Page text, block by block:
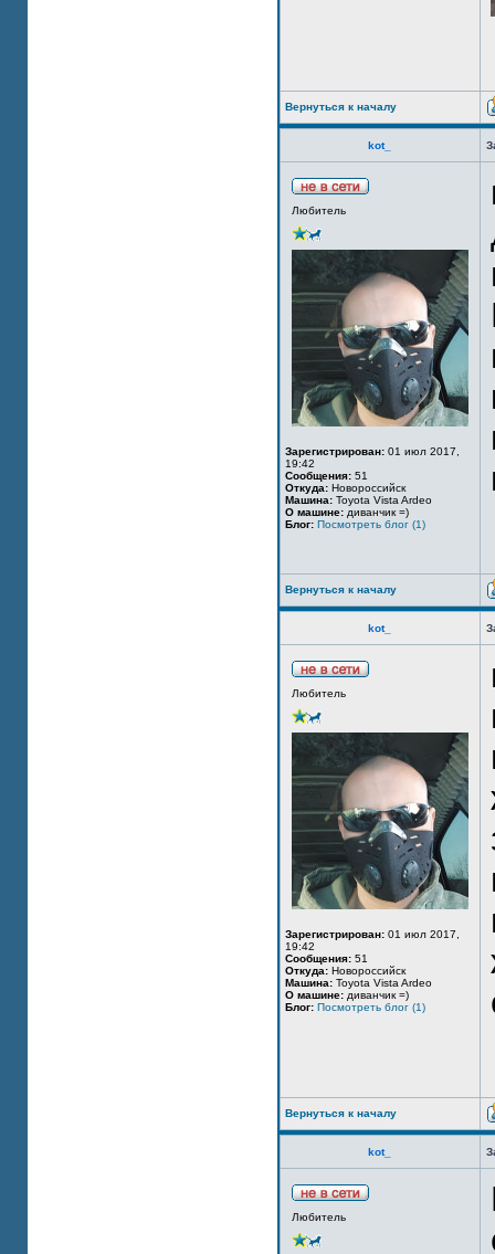
Вернуться к началу
kot_
Любитель
Зарегистрирован: 01 июл 2017,
19:42
Сообщения: 51
Откуда: Новороссийск
Машина: Toyota Vista Ardeo
О машине: диванчик =)
Блог: Посмотреть блог (1)
Вернуться к началу
kot_
Любитель
Зарегистрирован: 01 июл 2017,
19:42
Сообщения: 51
Откуда: Новороссийск
Машина: Toyota Vista Ardeo
О машине: диванчик =)
Блог: Посмотреть блог (1)
Вернуться к началу
kot_
Любитель